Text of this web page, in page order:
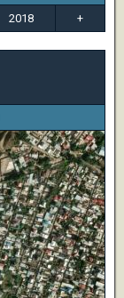
2018 +